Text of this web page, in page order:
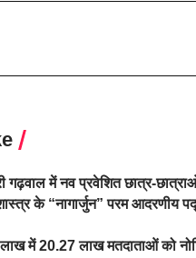
गढ़वाल में नव प्रवेशित छात्र-
के “नागार्जुन” परम आदरणीय
में 20.27 लाख मतदाताओं को